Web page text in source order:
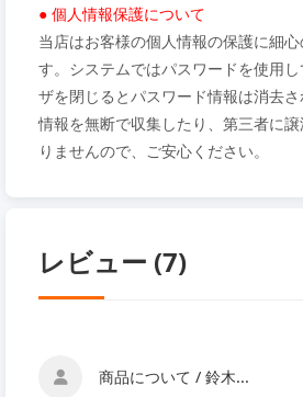
● 個人情報保護について
当店はお客様の個人情報の保護に細
す。システムではパスワードを使用
ザを閉じるとパスワード情報は消去
情報を無断で収集したり、第三者に
りませんので、ご安心ください。
レビュー (7)
商品について / 鈴木...